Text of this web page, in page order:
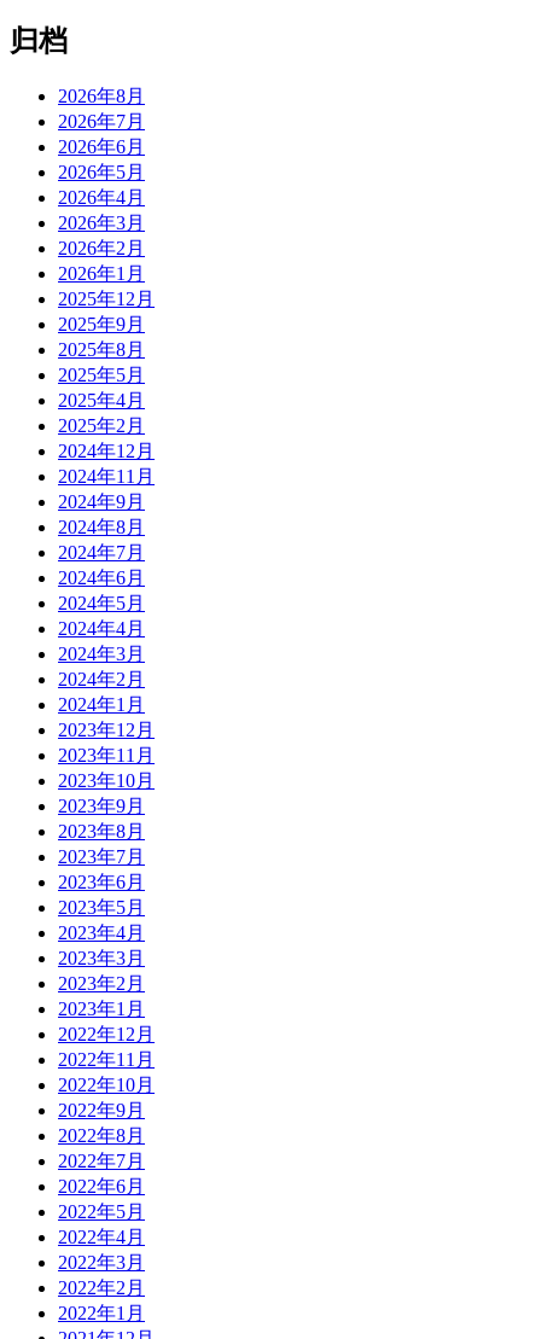
归档
2026年8月
2026年7月
2026年6月
2026年5月
2026年4月
2026年3月
2026年2月
2026年1月
2025年12月
2025年9月
2025年8月
2025年5月
2025年4月
2025年2月
2024年12月
2024年11月
2024年9月
2024年8月
2024年7月
2024年6月
2024年5月
2024年4月
2024年3月
2024年2月
2024年1月
2023年12月
2023年11月
2023年10月
2023年9月
2023年8月
2023年7月
2023年6月
2023年5月
2023年4月
2023年3月
2023年2月
2023年1月
2022年12月
2022年11月
2022年10月
2022年9月
2022年8月
2022年7月
2022年6月
2022年5月
2022年4月
2022年3月
2022年2月
2022年1月